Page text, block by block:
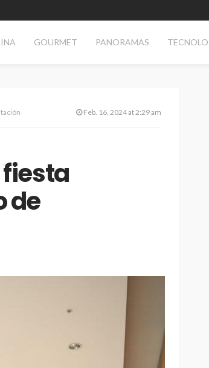
GOURMET PANORAMAS
Feb. 16, 2024 at 2:29 am
de
Elegir mejor: la alimentación
consciente se abre paso